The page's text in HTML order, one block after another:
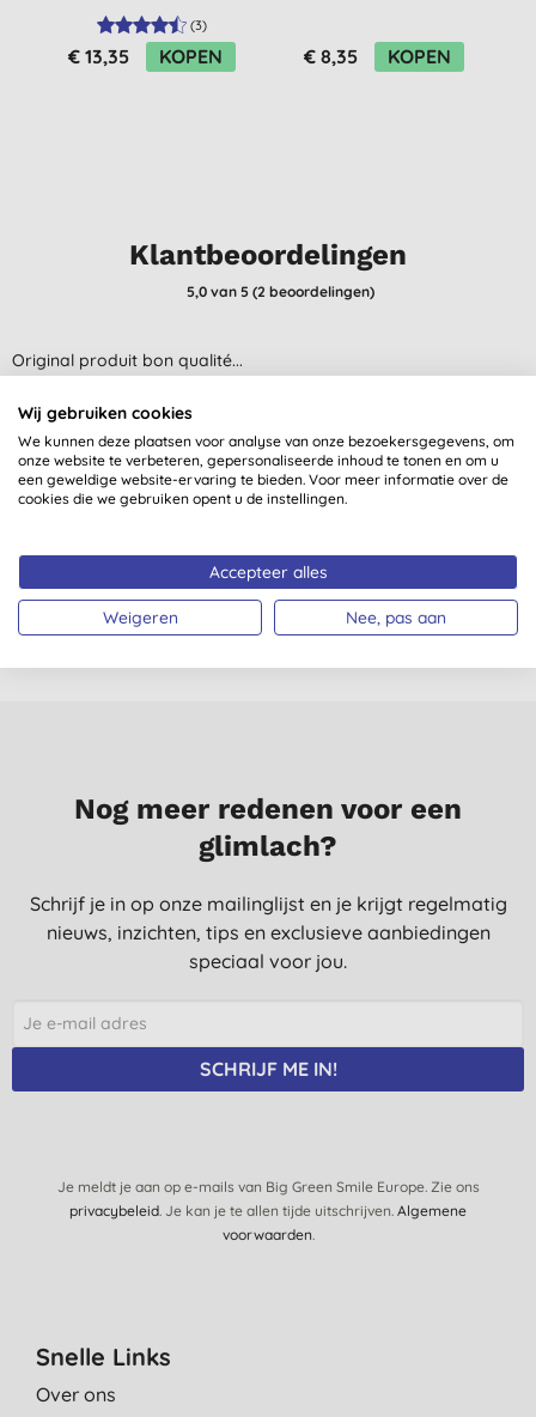
(3)
€ 13,35 KOPEN € 8,35 KOPEN
Klantbeoordelingen
5,0van 5 (2 beoordelingen)
Original produit bon qualité...
Super!
H. N., Dinant
Alle beoordelingen komen van geverifieerde klanten
gecontacteerd na aankoop.
Nog meer redenen voor een
glimlach?
Schrijf je in op onze mailinglijst en je krijgt regelmatig
nieuws, inzichten, tips en exclusieve aanbiedingen
speciaal voor jou.
SCHRIJF ME IN!
Je meldt je aan op e-mails van Big Green Smile Europe. Zie ons
privacybeleid. Je kan je te allen tijde uitschrijven. Algemene
voorwaarden.
Snelle Links
Over ons
Wij gebruiken cookies
We kunnen deze plaatsen voor analyse van onze bezoekersgegevens, om
onze website te verbeteren, gepersonaliseerde inhoud te tonen en om u
een geweldige website-ervaring te bieden. Voor meer informatie over de
cookies die we gebruiken opent u de instellingen.
Accepteer alles
Weigeren Nee, pas aan